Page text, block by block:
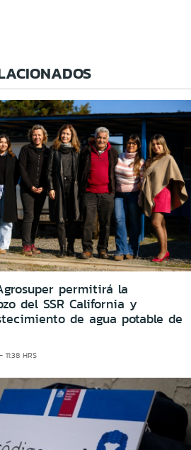
permitirá la
del SSR California y
de agua potable de
HRS